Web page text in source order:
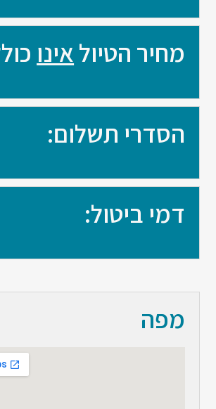
מחיר הטיולאינו
הסדרי תשלום:
דמי ביטול:
מפה